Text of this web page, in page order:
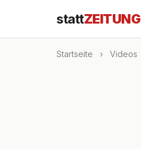
stattZEITUNG
Startseite › Videos